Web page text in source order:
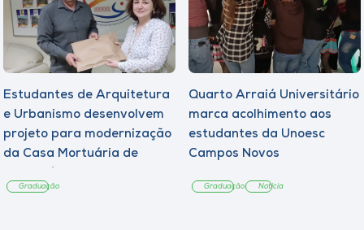
Estudantes de Arquitetura
e Urbanismo desenvolvem
projeto para modernização
da Casa Mortuária de
Graduação
Quarto Arraiá Universitário
marca acolhimento aos
estudantes da Unoesc
Campos Novos
Graduação Notícia